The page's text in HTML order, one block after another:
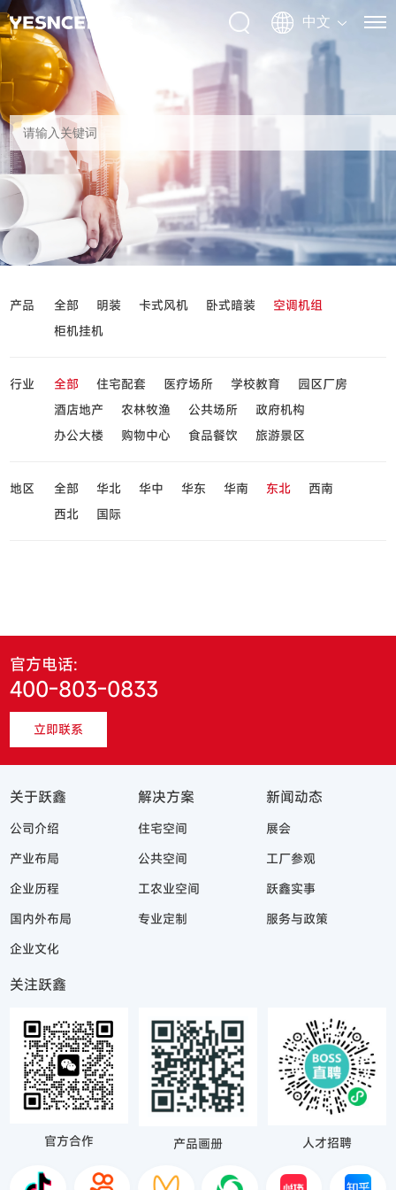
产品 全部 明装 卡式风机 卧式暗装
空调机组
柜机挂机
行业 全部 住宅配套 医疗场所 学校教育
园区厂房
酒店地产
农林牧渔 公共场所
政府机构
办公大楼
购物中心 食品餐饮 旅游景区
地区 全部 华北 华中 华东 华南 东北
西南
西北
国际
官方电话:
400-803-0833
立即联系
关于跃鑫
公司介绍
产业布局
企业历程
国内外布局
企业文化
解决方案
住宅空间
公共空间
工农业空间
专业定制
新闻动态
展会
工厂参观
跃鑫实事
服务与政策
关注跃鑫
官方合作 产品画册 人才招聘